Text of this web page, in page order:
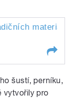
šustí, perníku,
vytvořily pro